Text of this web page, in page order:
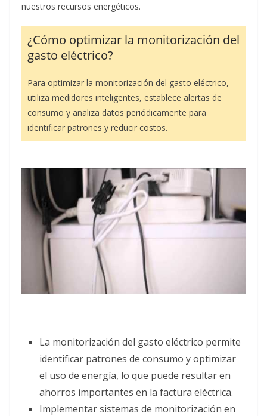
nuestros recursos energéticos.
¿Cómo optimizar la monitorización del
gasto eléctrico?
Para optimizar la monitorización del gasto eléctrico,
utiliza medidores inteligentes, establece alertas de
consumo y analiza datos periódicamente para
identificar patrones y reducir costos.
La monitorización del gasto eléctrico permite
identificar patrones de consumo y optimizar
el uso de energía, lo que puede resultar en
ahorros importantes en la factura eléctrica.
Implementar sistemas de monitorización en